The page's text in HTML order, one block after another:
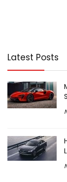
Latest Posts